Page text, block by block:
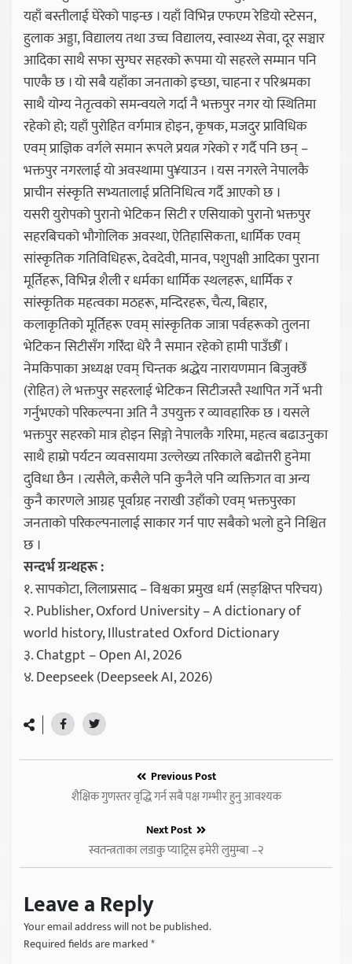
यहाँ बस्तीलाई घेरेको पाइन्छ । यहाँ विभिन्न एफएम रेडियो स्टेसन,
हुलाक अड्डा, विद्यालय तथा उच्च विद्यालय, स्वास्थ्य सेवा, दूर सञ्चार
आदिका साथै सफा सुग्घर सहरको रूपमा यो सहरले सम्मान पनि
पाएकै छ । यो सबै यहाँका जनताको इच्छा, चाहना र परिश्रमका
साथै योग्य नेतृत्वको समन्वयले गर्दा नै भक्तपुर नगर यो स्थितिमा
रहेको हो; यहाँ पुरोहित वर्गमात्र होइन, कृषक, मजदुर प्राविधिक
एवम् प्राज्ञिक वर्गले समान रूपले प्रयत्न गरेको र गर्दै पनि छन् –
भक्तपुर नगरलाई यो अवस्थामा पु¥याउन । यस नगरले नेपालकै
प्राचीन संस्कृति सभ्यतालाई प्रतिनिधित्व गर्दै आएको छ ।
यसरी युरोपको पुरानो भेटिकन सिटी र एसियाको पुरानो भक्तपुर
सहरबिचको भौगोलिक अवस्था, ऐतिहासिकता, धार्मिक एवम्
सांस्कृतिक गतिविधिहरू, देवदेवी, मानव, पशुपक्षी आदिका पुराना
मूर्तिहरू, विभिन्न शैली र धर्मका धार्मिक स्थलहरू, धार्मिक र
सांस्कृतिक महत्वका मठहरू, मन्दिरहरू, चैत्य, बिहार,
कलाकृतिको मूर्तिहरू एवम् सांस्कृतिक जात्रा पर्वहरूको तुलना
भेटिकन सिटीसँग गरिँदा धेरै नै समान रहेको हामी पाउँछौँ ।
नेमकिपाका अध्यक्ष एवम् चिन्तक श्रद्धेय नारायणमान बिजुक्छेँ
(रोहित) ले भक्तपुर सहरलाई भेटिकन सिटीजस्तै स्थापित गर्ने भनी
गर्नुभएको परिकल्पना अति नै उपयुक्त र व्यावहारिक छ । यसले
भक्तपुर सहरको मात्र होइन सिङ्गो नेपालकै गरिमा, महत्व बढाउनुका
साथै हाम्रो पर्यटन व्यवसायमा उल्लेख्य तरिकाले बढोत्तरी हुनेमा
दुविधा छैन । त्यसैले, कसैले पनि कुनैले पनि व्यक्तिगत वा अन्य
कुनै कारणले आग्रह पूर्वाग्रह नराखी उहाँको एवम् भक्तपुरका
जनताको परिकल्पनालाई साकार गर्न पाए सबैको भलो हुने निश्चित
छ ।
सन्दर्भ ग्रन्थहरू :
१. सापकोटा, लिलाप्रसाद – विश्वका प्रमुख धर्म (सङ्क्षिप्त परिचय)
२. Publisher, Oxford University – A dictionary of
world history, Illustrated Oxford Dictionary
३. Chatgpt – Open AI, 2026
४. Deepseek (Deepseek AI, 2026)
Previous Post
शैक्षिक गुणस्तर वृद्धि गर्न सबै पक्ष गम्भीर हुनु आवश्यक
Next Post
स्वतन्त्रताका लडाकु प्याट्रिस इमेरी लुमुम्बा –२
Leave a Reply
Your email address will not be published.
Required fields are marked*